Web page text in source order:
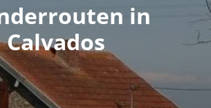
in
Calvados